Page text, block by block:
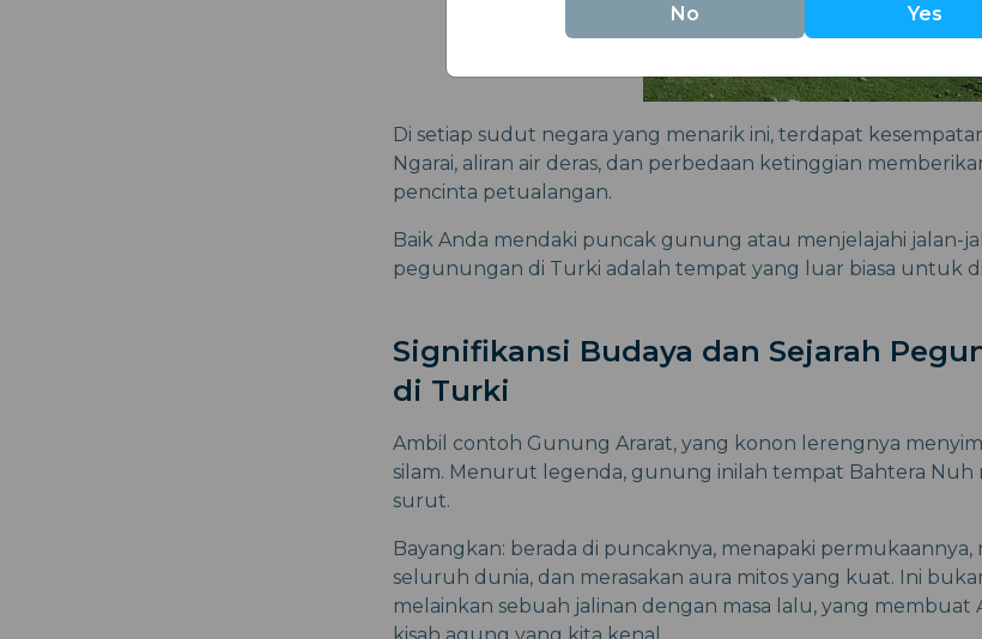
Di setiap sudut negara yang menarik ini, terdapat
Ngarai, aliran air deras, dan perbedaan ketinggian
pencinta petualangan.
Baik Anda mendaki puncak gunung atau menjelajahi jalan-
pegunungan di Turki adalah tempat yang luar biasa untuk
Signifikansi Budaya dan Sejarah
di Turki
Ambil contoh Gunung Ararat, yang konon lerengnya
silam. Menurut legenda, gunung inilah tempat Bahtera Nuh
surut.
Bayangkan: berada di puncaknya, menapaki
seluruh dunia, dan merasakan aura mitos yang kuat. Ini
melainkan sebuah jalinan dengan masa lalu, yang membuat
No Yes